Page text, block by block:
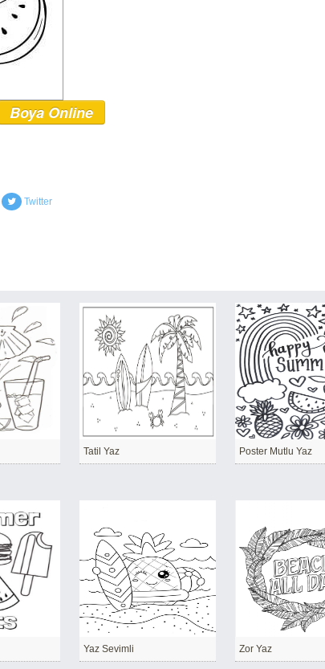
Boya Online
Twitter
Tatil Yaz Poster Mutlu Yaz
Yaz Sevimli Zor Yaz